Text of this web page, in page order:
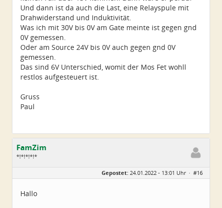
Und dann ist da auch die Last, eine Relayspule mit
Drahwiderstand und Induktivität.
Was ich mit 30V bis 0V am Gate meinte ist gegen gnd
0V gemessen.
Oder am Source 24V bis 0V auch gegen gnd 0V
gemessen.
Das sind 6V Unterschied, womit der Mos Fet wohll
restlos aufgesteuert ist.
Gruss
Paul
FamZim
*!*!*!*!*
Beiträge:
2350
Gepostet: 24.01.2022 - 13:01 Uhr · #16
Hallo